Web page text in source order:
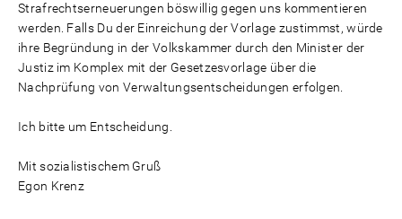
Strafrechtserneuerungen böswillig gegen uns kommentieren
werden. Falls Du der Einreichung der Vorlage zustimmst, würde
ihre Begründung in der Volkskammer durch den Minister der
Justiz im Komplex mit der Gesetzesvorlage über die
Nachprüfung von Verwaltungsentscheidungen erfolgen.
Ich bitte um Entscheidung.
Mit sozialistischem Gruß
Egon Krenz